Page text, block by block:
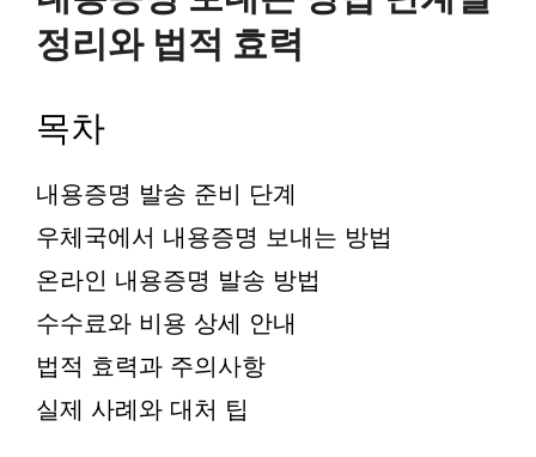
정리와 법적 효력
목차
내용증명 발송 준비 단계
우체국에서 내용증명 보내는 방법
온라인 내용증명 발송 방법
수수료와 비용 상세 안내
법적 효력과 주의사항
실제 사례와 대처 팁